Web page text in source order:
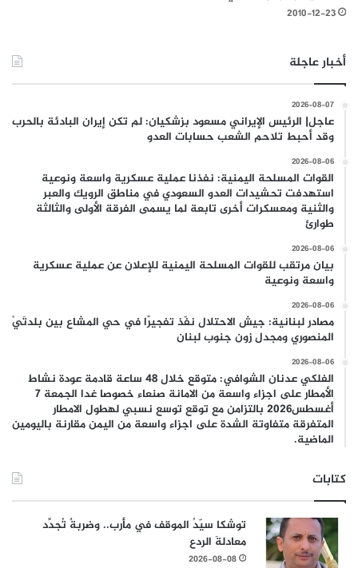
2010-12-23
أخبار عاجلة
2026-08-07
عاجل| الرئيس الإيراني مسعود بزشكيان: لم تكن إيران البادئة بالحرب
وقد أحبط تلاحم الشعب حسابات العدو
2026-08-06
القوات المسلحة اليمنية: نفذنا عملية عسكرية واسعة ونوعية
استهدفت تحشيدات العدو السعودي في مناطق الرويك والعبر
والثنية ومعسكرات أخرى تابعة لما يسمى الفرقة الأولى والثالثة
طوارئ
2026-08-06
بيان مرتقب للقوات المسلحة اليمنية للإعلان عن عملية عسكرية
واسعة ونوعية
2026-08-06
مصادر لبنانية: جيش الاحتلال نفّذ تفجيرًا في حي المشاع بين بلدتَيْ
المنصوري ومجدل زون جنوب لبنان
2026-08-06
الفلكي عدنان الشوافي: متوقع خلال 48 ساعة قادمة عودة نشاط
الأمطار على اجزاء واسعة من الامانة صنعاء خصوصا غدا الجمعة 7
أغسطس2026 بالتزامن مع توقع توسع نسبي لهطول الامطار
المتفرقة متفاوتة الشدة على اجزاء واسعة من اليمن مقارنة باليومين
الماضية.
كتابات
توشكا سيّدُ الموقف في مأرب.. وضربةٌ تُجدِّد
معادلةَ الردع
2026-08-08